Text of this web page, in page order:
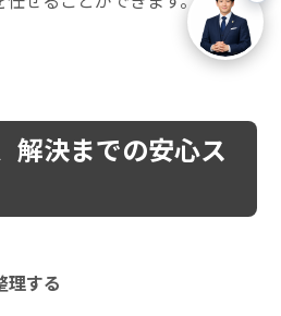
解決までの安心ス
理する